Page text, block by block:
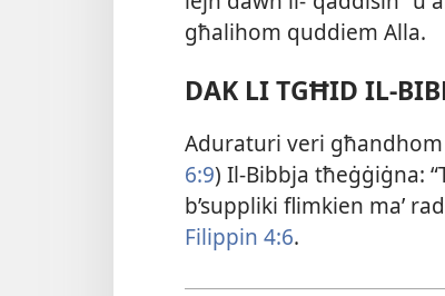
għalihom quddiem Alla.
DAK LI TGĦID IL-
Aduraturi veri għandhom
6:9) Il-​Bibbja tħeġġiġna:
b’suppliki flimkien maʼ
Filippin 4:6.